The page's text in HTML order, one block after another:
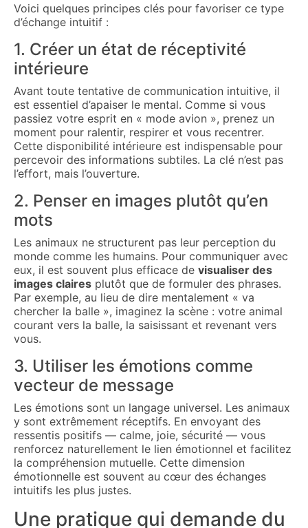
Voici quelques principes clés pour favoriser ce type
d’échange intuitif :
1. Créer un état de réceptivité
intérieure
Avant toute tentative de communication intuitive, il
est essentiel d’apaiser le mental. Comme si vous
passiez votre esprit en « mode avion », prenez un
moment pour ralentir, respirer et vous recentrer.
Cette disponibilité intérieure est indispensable pour
percevoir des informations subtiles. La clé n’est pas
l’effort, mais l’ouverture.
2. Penser en images plutôt qu’en
mots
Les animaux ne structurent pas leur perception du
monde comme les humains. Pour communiquer avec
eux, il est souvent plus efficace de visualiser des
images claires plutôt que de formuler des phrases.
Par exemple, au lieu de dire mentalement « va
chercher la balle », imaginez la scène : votre animal
courant vers la balle, la saisissant et revenant vers
vous.
3. Utiliser les émotions comme
vecteur de message
Les émotions sont un langage universel. Les animaux
y sont extrêmement réceptifs. En envoyant des
ressentis positifs — calme, joie, sécurité — vous
renforcez naturellement le lien émotionnel et facilitez
la compréhension mutuelle. Cette dimension
émotionnelle est souvent au cœur des échanges
intuitifs les plus justes.
Une pratique qui demande du